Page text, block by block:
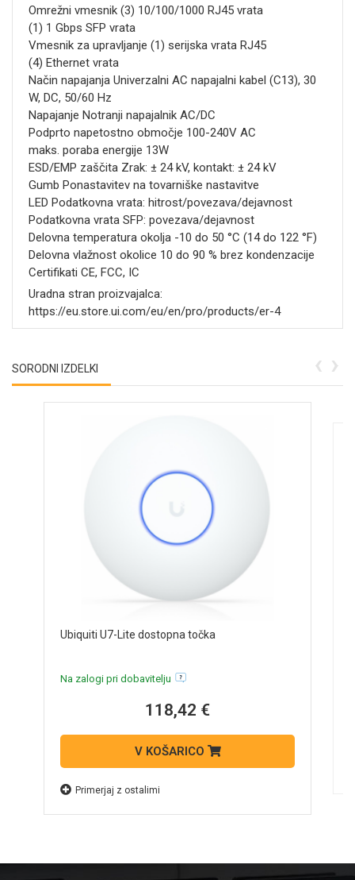
Omrežni vmesnik (3) 10/100/1000 RJ45 vrata
(1) 1 Gbps SFP vrata
Vmesnik za upravljanje (1) serijska vrata RJ45
(4) Ethernet vrata
Način napajanja Univerzalni AC napajalni kabel (C13), 30
W, DC, 50/60 Hz
Napajanje Notranji napajalnik AC/DC
Podprto napetostno območje 100-240V AC
maks. poraba energije 13W
ESD/EMP zaščita Zrak: ± 24 kV, kontakt: ± 24 kV
Gumb Ponastavitev na tovarniške nastavitve
LED Podatkovna vrata: hitrost/povezava/dejavnost
Podatkovna vrata SFP: povezava/dejavnost
Delovna temperatura okolja -10 do 50 °C (14 do 122 °F)
Delovna vlažnost okolice 10 do 90 % brez kondenzacije
Certifikati CE, FCC, IC
Uradna stran proizvajalca:
https://eu.store.ui.com/eu/en/pro/products/er-4
SORODNI IZDELKI
Ubiquiti U7-Lite dostopna točka
Na zalogi pri dobavitelju
118,42 €
V KOŠARICO
Primerjaj z ostalimi
‹ ›